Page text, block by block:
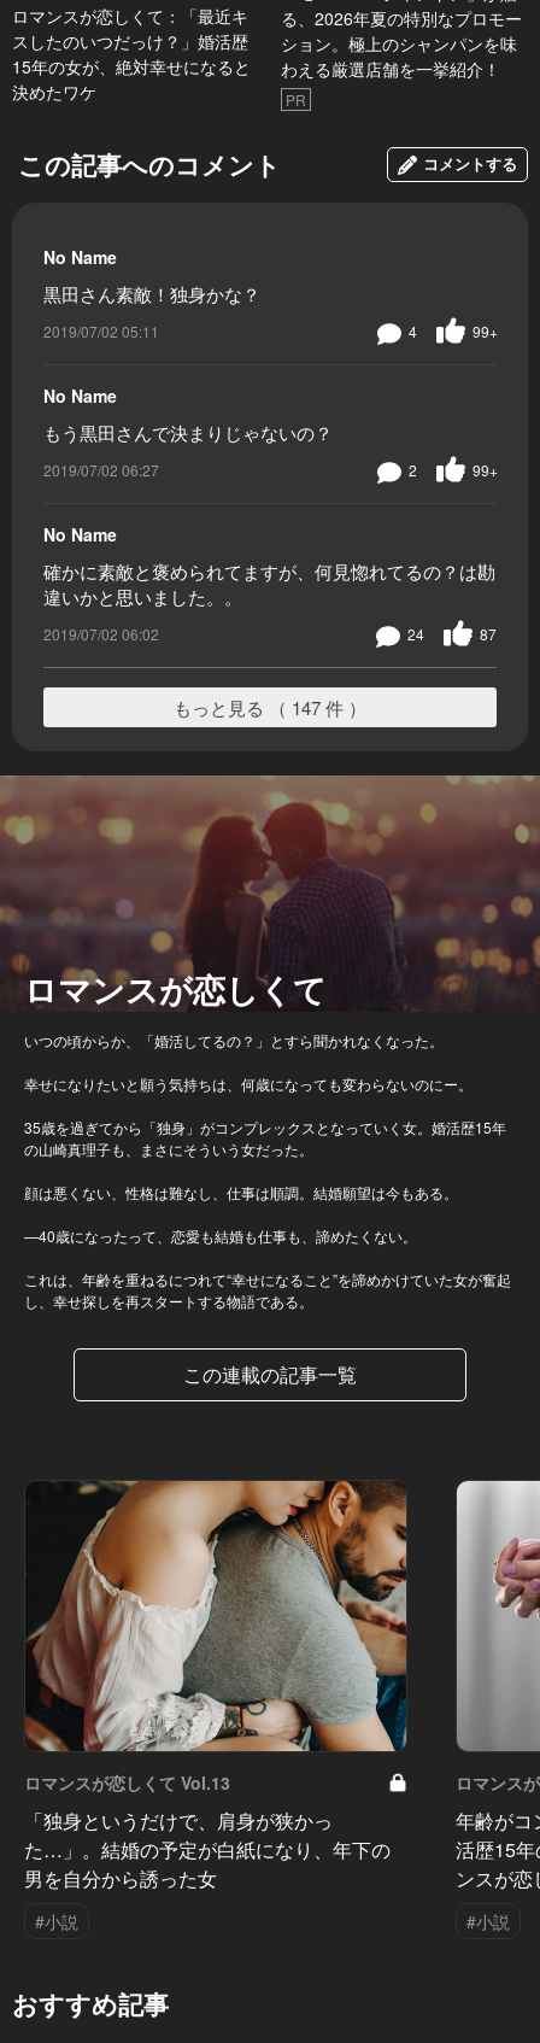
ロマンスが恋しくて：「最近キ
スしたのいつだっけ？」婚活歴
15年の女が、絶対幸せになると
決めたワケ
る、2026年夏の特別なプロモー
ション。極上のシャンパンを味
わえる厳選店舗を一挙紹介！
PR
この記事へのコメント コメントする
No Name
黒田さん素敵！独身かな？
2019/07/02 05:11 99+
4
No Name
もう黒田さんで決まりじゃないの？
2019/07/02 06:27 99+
2
No Name
確かに素敵と褒められてますが、何見惚れてるの？は勘
違いかと思いました。。
2019/07/02 06:02 87
24
もっと見る （ 147 件 ）
ロマンスが恋しくて
いつの頃からか、「婚活してるの？」とすら聞かれなくなった。
幸せになりたいと願う気持ちは、何歳になっても変わらないのにー。
35歳を過ぎてから「独身」がコンプレックスとなっていく女。婚活歴15年
の山崎真理子も、まさにそういう女だった。
顔は悪くない、性格は難なし、仕事は順調。結婚願望は今もある。
—40歳になったって、恋愛も結婚も仕事も、諦めたくない。
これは、年齢を重ねるにつれて“幸せになること”を諦めかけていた女が奮起
し、幸せ探しを再スタートする物語である。
この連載の記事一覧
ロマンスが恋しくて Vol.13
「独身というだけで、肩身が狭かっ
た…」。結婚の予定が白紙になり、年下の
男を自分から誘った女
#小説
ロマンス
年齢がコ
活歴15
ンスが
#小説
おすすめ記事